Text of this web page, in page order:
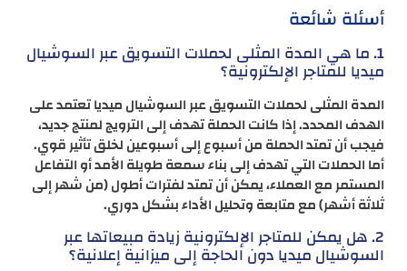
أسئلة شائعة
1. ما هي المدة المثلى لحملات التسويق عبر السوشيال
ميديا للمتاجر الإلكترونية؟
المدة المثلى لحملات التسويق عبر السوشيال ميديا تعتمد على
الهدف المحدد. إذا كانت الحملة تهدف إلى الترويج لمنتج جديد،
فيجب أن تمتد الحملة من أسبوع إلى أسبوعين لخلق تأثير قوي.
أما الحملات التي تهدف إلى بناء سمعة طويلة الأمد أو التفاعل
المستمر مع العملاء، يمكن أن تمتد لفترات أطول (من شهر إلى
ثلاثة أشهر) مع متابعة وتحليل الأداء بشكل دوري.
2. هل يمكن للمتاجر الإلكترونية زيادة مبيعاتها عبر
السوشيال ميديا دون الحاجة إلى ميزانية إعلانية؟